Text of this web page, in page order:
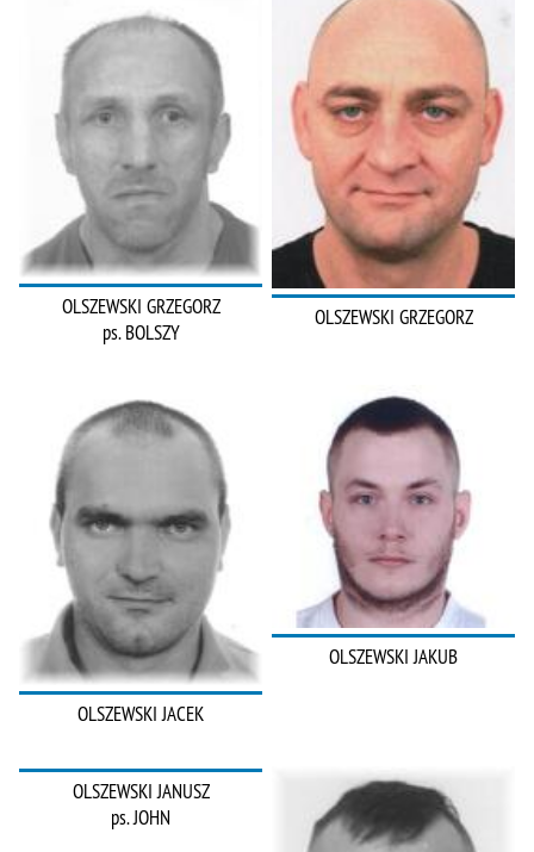
OLSZEWSKI GRZEGORZ
ps. BOLSZY
OLSZEWSKI GRZEGORZ
OLSZEWSKI JACEK
OLSZEWSKI JAKUB
OLSZEWSKI JANUSZ
ps. JOHN